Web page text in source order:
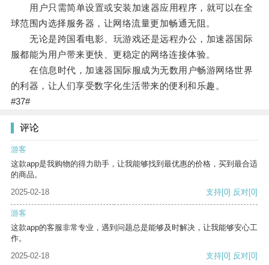
用户只需简单设置或安装加速器应用程序，就可以在全
球范围内选择服务器，让网络流量更加畅通无阻。
无论是跨国看电影、玩游戏还是远程办公，加速器国际
服都能为用户带来更快、更稳定的网络连接体验。
在信息时代，加速器国际服成为无数用户畅游网络世界
的利器，让人们享受数字化生活带来的便利和乐趣。
#37#
评论
游客
这款app是我购物的得力助手，让我能够找到最优惠的价格，买到最合适
的商品。
2025-02-18
支持[0] 反对[0]
游客
这款app的客服非常专业，遇到问题总是能够及时解决，让我能够安心工
作。
2025-02-18
支持[0] 反对[0]